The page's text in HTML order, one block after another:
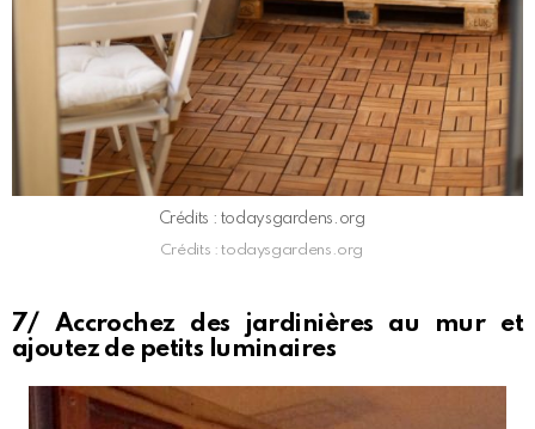
Crédits : todaysgardens.org
Crédits : todaysgardens.org
7/ Accrochez des jardinières au mur et
ajoutez de petits luminaires